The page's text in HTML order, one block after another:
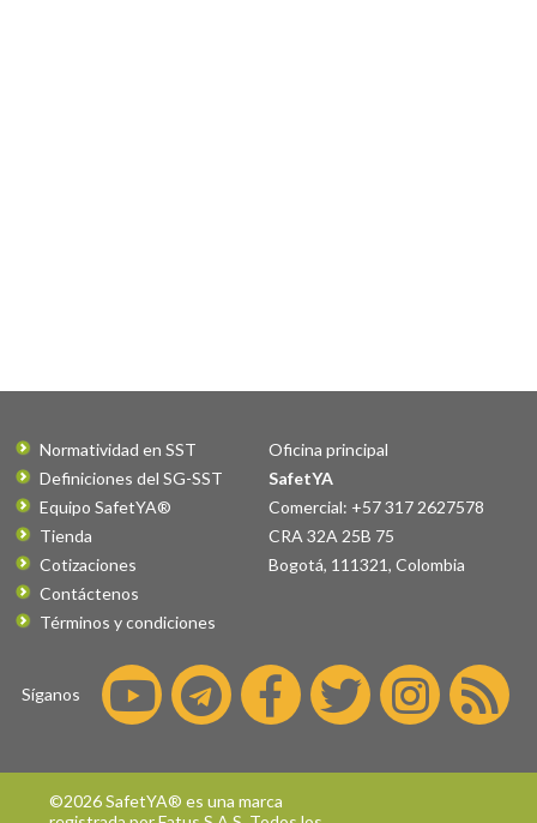
Normatividad en SST
Definiciones del SG-SST
Equipo SafetYA®
Tienda
Cotizaciones
Contáctenos
Términos y condiciones
Oficina principal
SafetYA
Comercial: +57 317 2627578
CRA 32A 25B 75
Bogotá, 111321, Colombia
Síganos
©2026 SafetYA® es una marca